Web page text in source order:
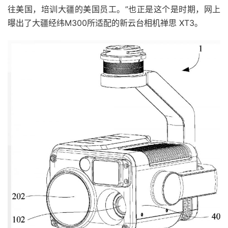
往美国，培训大疆的美国员工。”也正是这个是时期，网上
曝出了大疆经纬M300所适配的新云台相机禅思 XT3。